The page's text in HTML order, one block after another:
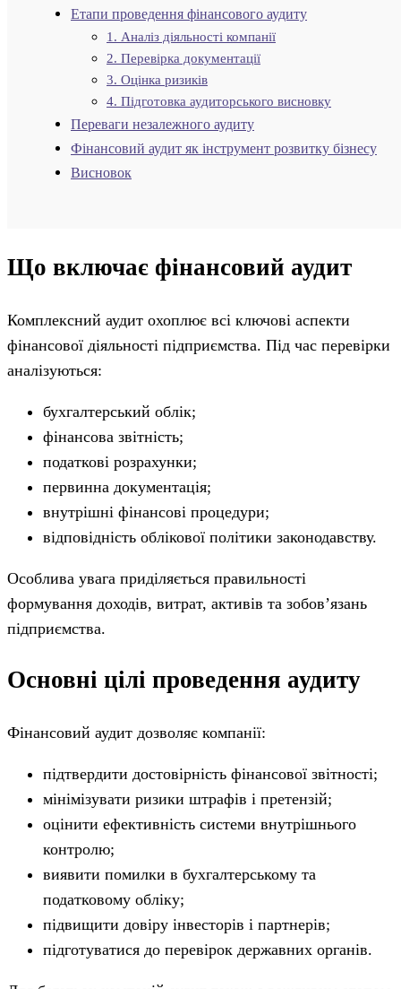
Етапи проведення фінансового аудиту
1. Аналіз діяльності компанії
2. Перевірка документації
3. Оцінка ризиків
4. Підготовка аудиторського висновку
Переваги незалежного аудиту
Фінансовий аудит як інструмент розвитку бізнесу
Висновок
Що включає фінансовий аудит
Комплексний аудит охоплює всі ключові аспекти
фінансової діяльності підприємства. Під час перевірки
аналізуються:
бухгалтерський облік;
фінансова звітність;
податкові розрахунки;
первинна документація;
внутрішні фінансові процедури;
відповідність облікової політики законодавству.
Особлива увага приділяється правильності
формування доходів, витрат, активів та зобов’язань
підприємства.
Основні цілі проведення аудиту
Фінансовий аудит дозволяє компанії:
підтвердити достовірність фінансової звітності;
мінімізувати ризики штрафів і претензій;
оцінити ефективність системи внутрішнього
контролю;
виявити помилки в бухгалтерському та
податковому обліку;
підвищити довіру інвесторів і партнерів;
підготуватися до перевірок державних органів.